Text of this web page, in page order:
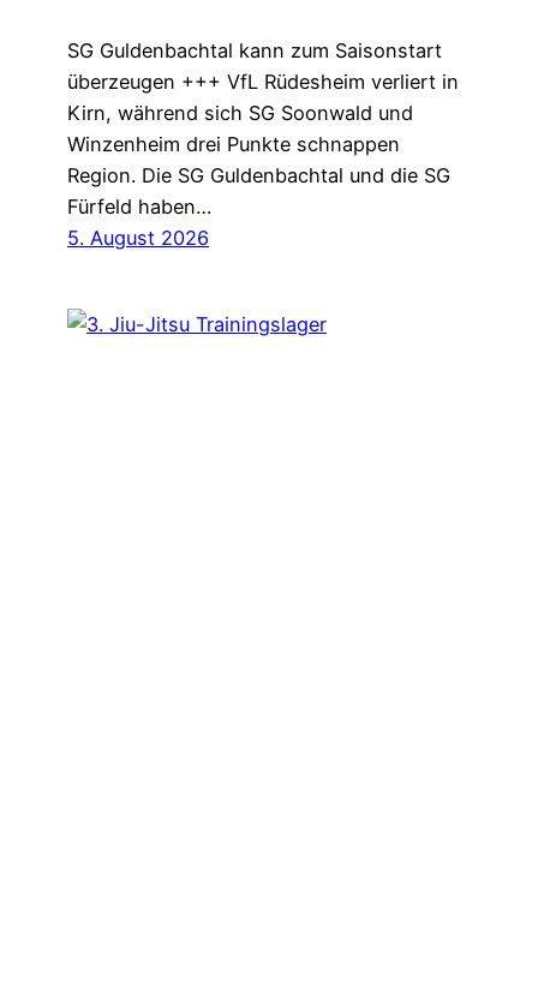
SG Guldenbachtal kann zum Saisonstart
überzeugen +++ VfL Rüdesheim verliert in
Kirn, während sich SG Soonwald und
Winzenheim drei Punkte schnappen
Region. Die SG Guldenbachtal und die SG
Fürfeld haben…
5. August 2026